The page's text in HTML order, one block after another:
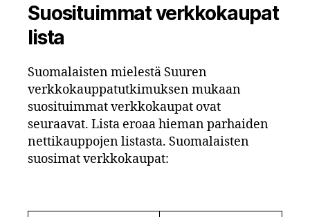
Suosituimmat verkkokaupat
lista
Suomalaisten mielestä Suuren
verkkokauppatutkimuksen mukaan
suosituimmat verkkokaupat ovat
seuraavat. Lista eroaa hieman parhaiden
nettikauppojen listasta. Suomalaisten
suosimat verkkokaupat: